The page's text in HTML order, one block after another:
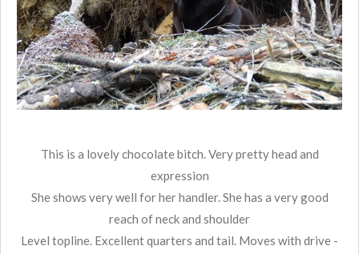
This is a lovely chocolate bitch. Very pretty head and
expression
She shows very well for her handler. She has a very good
reach of neck and shoulder
Level topline. Excellent quarters and tail. Moves with drive -